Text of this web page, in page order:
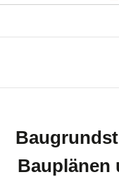
Bauplänen